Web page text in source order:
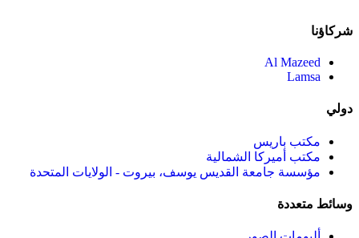
شركاؤنا
Al Mazeed
Lamsa
دولي
مكتب باريس
مكتب أميركا الشمالية
مؤسسة جامعة القديس يوسف، بيروت - الولايات المتحدة
وسائط متعددة